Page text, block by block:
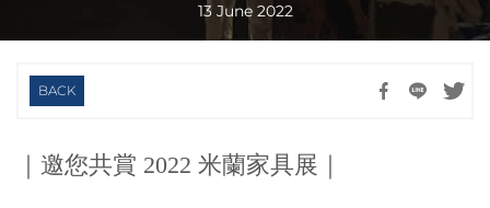
13 June 2022
BACK
｜邀您共賞 2022 米蘭家具展｜